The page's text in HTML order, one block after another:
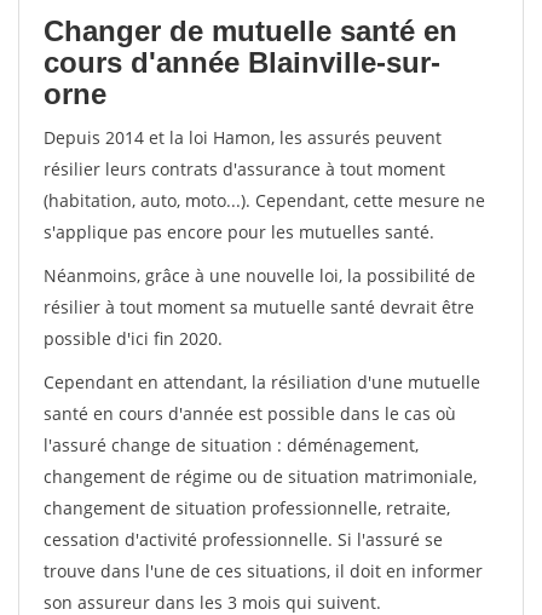
Changer de mutuelle santé en
cours d'année Blainville-sur-
orne
Depuis 2014 et la loi Hamon, les assurés peuvent
résilier leurs contrats d'assurance à tout moment
(habitation, auto, moto...). Cependant, cette mesure ne
s'applique pas encore pour les mutuelles santé.
Néanmoins, grâce à une nouvelle loi, la possibilité de
résilier à tout moment sa mutuelle santé devrait être
possible d'ici fin 2020.
Cependant en attendant, la résiliation d'une mutuelle
santé en cours d'année est possible dans le cas où
l'assuré change de situation : déménagement,
changement de régime ou de situation matrimoniale,
changement de situation professionnelle, retraite,
cessation d'activité professionnelle. Si l'assuré se
trouve dans l'une de ces situations, il doit en informer
son assureur dans les 3 mois qui suivent.